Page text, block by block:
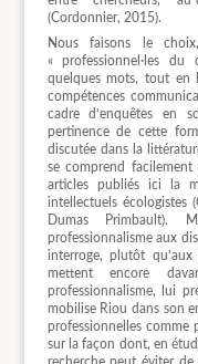
(Cordonnier, 2015).
Nous faisons le
« professionnel·les
quelques mots, tout en
compétences
cadre d’enquêtes en
pertinence de cette
discutée dans la
se comprend facilement
articles publiés ici la
intellectuels écologistes
Dumas Primbault).
professionnalisme aux
interroge, plutôt
mettent encore
professionnalisme, lui
mobilise Riou dans son
professionnelles comme
sur la façon dont, en